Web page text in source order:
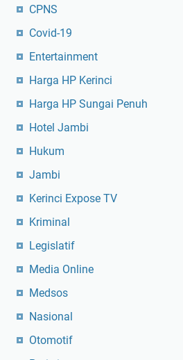
CPNS
Covid-19
Entertainment
Harga HP Kerinci
Harga HP Sungai Penuh
Hotel Jambi
Hukum
Jambi
Kerinci Expose TV
Kriminal
Legislatif
Media Online
Medsos
Nasional
Otomotif